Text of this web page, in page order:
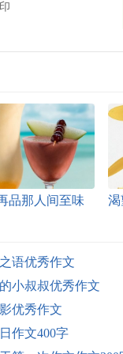
品那人间至味
渴
语优秀作文
小叔叔优秀作文
优秀作文
作文400字